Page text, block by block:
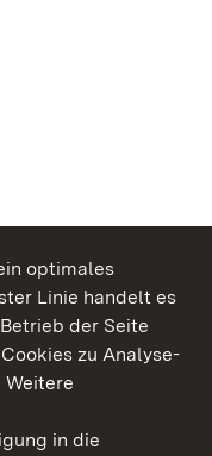
optimales
Linie handelt es
der Seite
zu Analyse-
in die